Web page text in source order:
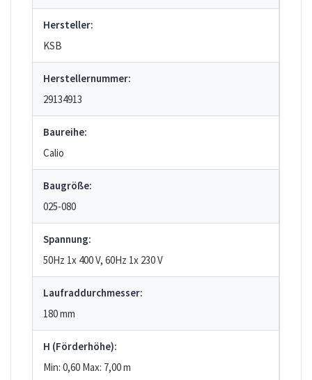
Hersteller:
KSB
Herstellernummer:
29134913
Baureihe:
Calio
Baugröße:
025-080
Spannung:
50Hz 1x 400 V, 60Hz 1x 230 V
Laufraddurchmesser:
180 mm
H (Förderhöhe):
Min: 0,60 Max: 7,00m